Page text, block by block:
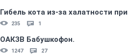
Гибель кота из-за халатности
235 1
ОАКЗВ Бабушкофон.
1247 27